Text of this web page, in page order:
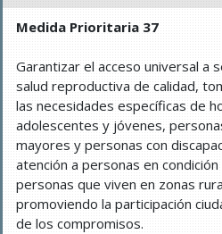
Medida Prioritaria 37
Garantizar el acceso universal a
salud reproductiva de calidad,
las necesidades específicas de
adolescentes y jóvenes,
mayores y personas con
atención a personas en
personas que viven en zonas
promoviendo la participación
de los compromisos.